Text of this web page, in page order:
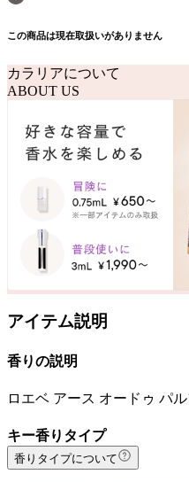
この商品は現在取扱いがありません
カラリアについて
ABOUT US
アイテム説明
香りの説明
ロエベ アース オードゥ パ
キー香りタイプ
香りタイプについて